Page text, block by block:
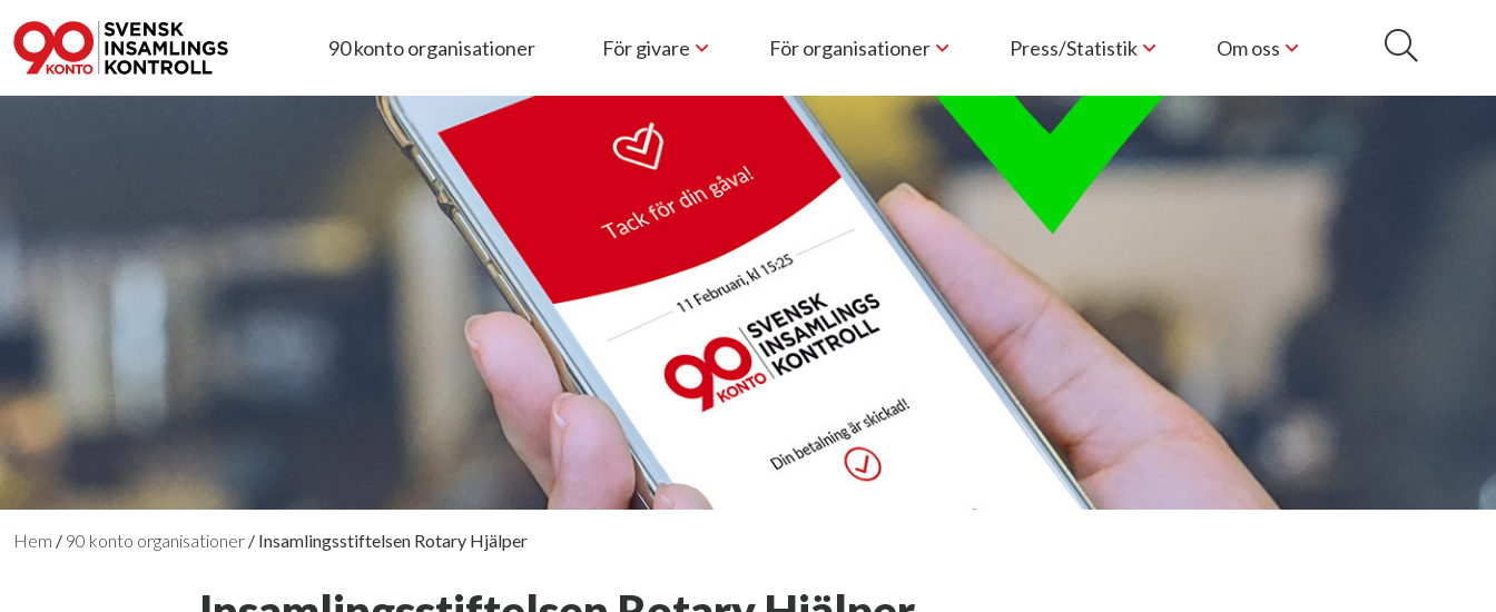
90 konto organisationer För givare För organisationer Press/Statistik Om oss
Hem / 90 konto organisationer / Insamlingsstiftelsen Rotary Hjälper